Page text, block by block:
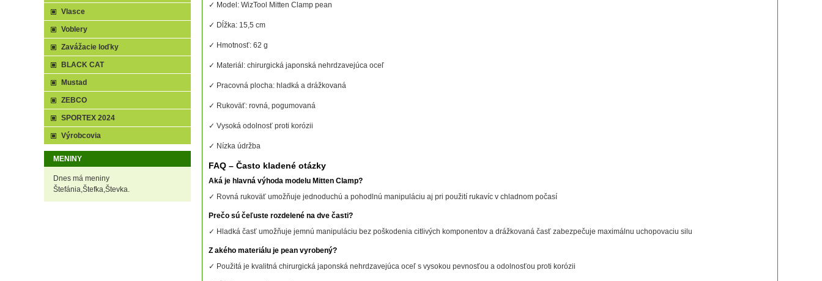
✓ Model: WizTool Mitten Clamp pean
✓ Dĺžka: 15,5 cm
✓ Hmotnosť: 62 g
✓ Materiál: chirurgická japonská nehrdzavejúca oceľ
✓ Pracovná plocha: hladká a drážkovaná
✓ Rukoväť: rovná, pogumovaná
✓ Vysoká odolnosť proti korózii
✓ Nízka údržba
FAQ – Často kladené otázky
Aká je hlavná výhoda modelu Mitten Clamp?
✓ Rovná rukoväť umožňuje jednoduchú a pohodlnú manipuláciu aj pri použití rukavíc v chladnom počasí
Prečo sú čeľuste rozdelené na dve časti?
✓ Hladká časť umožňuje jemnú manipuláciu bez poškodenia citlivých komponentov a drážkovaná časť zabezpečuje maximálnu uchopovaciu silu
Z akého materiálu je pean vyrobený?
✓ Použitá je kvalitná chirurgická japonská nehrdzavejúca oceľ s vysokou pevnosťou a odolnosťou proti korózii
Vlasce
Voblery
Zavážacie loďky
BLACK CAT
Mustad
ZEBCO
SPORTEX 2024
Výrobcovia
MENINY
Dnes má meniny
Štefánia,Štefka,Števka.